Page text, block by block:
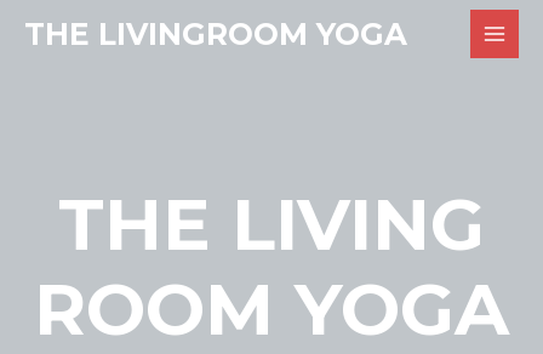
THE LIVINGROOM YOGA
THE LIVING
ROOM YOGA